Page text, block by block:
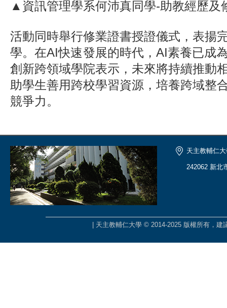
▲資訊管理學系何沛真同學-助教經歷及
活動同時舉行修業證書授證儀式，表揚
學。在AI快速發展的時代，AI素養已成
創新跨領域學院表示，未來將持續推動
助學生善用跨校學習資源，培養跨域整
競爭力。
天主教輔仁
242062 新北
| 天主教輔仁大學 © 2014-2025 版權所有，